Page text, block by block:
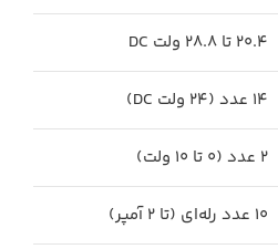
۲۰.۴ تا ۲۸.۸ ولت DC
۱۴ عدد (۲۴ ولت DC)
۲ عدد (۰ تا ۱۰ ولت)
۱۰ عدد رله‌ای (تا ۲ آمپر)